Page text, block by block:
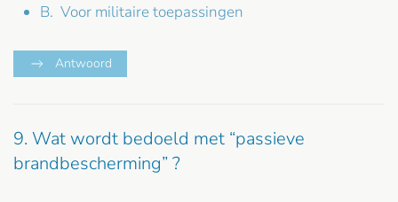
B. Voor militaire toepassingen
Antwoord
9. Wat wordt bedoeld met “passieve
brandbescherming” ?